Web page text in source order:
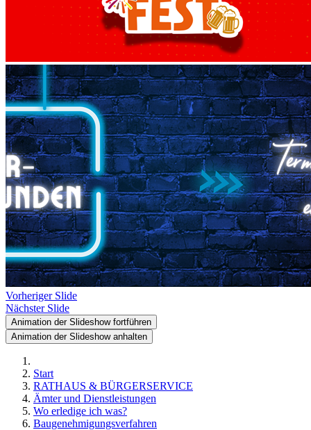
Vorheriger Slide
Nächster Slide
Animation der Slideshow fortführen
Animation der Slideshow anhalten
Start
RATHAUS & BÜRGERSERVICE
Ämter und Dienstleistungen
Wo erledige ich was?
Baugenehmigungsverfahren